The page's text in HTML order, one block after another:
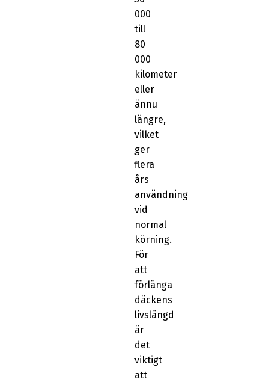
000
till
80
000
kilometer
eller
ännu
längre,
vilket
ger
flera
års
användning
vid
normal
körning.
För
att
förlänga
däckens
livslängd
är
det
viktigt
att